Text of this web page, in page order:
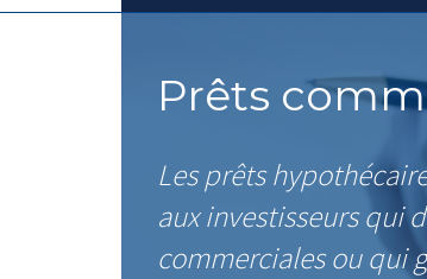
Prêts
Les prêts
aux investisseurs qui
commerciales ou qui